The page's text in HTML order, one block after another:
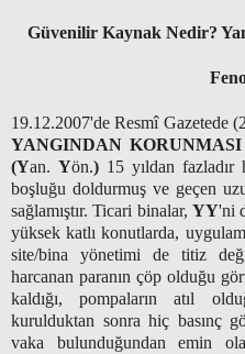
Güvenilir Kaynak Nedir?
19.12.2007'de Resmî Gazetede
YANGINDAN
(Yan. Yön.) 15 yıldan fazladır
boşluğu doldurmuş ve geçen
sağlamıştır. Ticari binalar, YY'ni
yüksek katlı konutlarda,
site/bina yönetimi de titiz
harcanan paranın çöp olduğu
kaldığı, pompaların atıl
kurulduktan sonra hiç basınç
vaka bulunduğundan emin